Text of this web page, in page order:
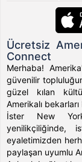
Ücretsiz
Connect
Merhaba!
güvenilir
güzel kılan
Amerikalı
İster New
yenilikçiliğinde,
eyaletimizden
paylaşan uyumlu